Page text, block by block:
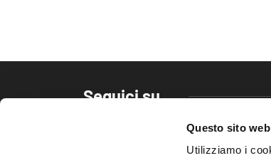
Questo sito
Utilizziamo i
Seguici su